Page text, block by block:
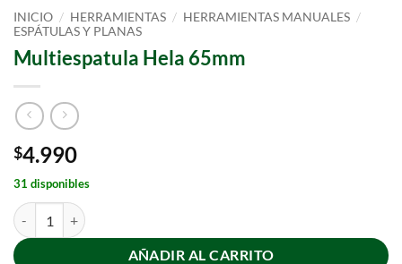
INICIO / HERRAMIENTAS / HERRAMIENTAS MANUALES /
ESPÁTULAS Y PLANAS
Multiespatula Hela 65mm
$4.990
31 disponibles
AÑADIR AL CARRITO